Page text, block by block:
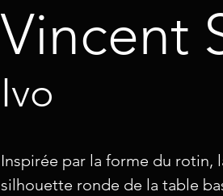
Vincent
Ivo
Inspirée par la forme du
silhouette ronde de la table